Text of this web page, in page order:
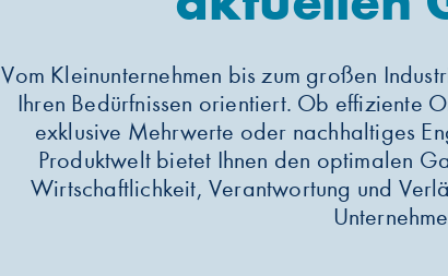
Vom Kleinunternehmen bis zum großen
Ihren Bedürfnissen orientiert. Ob effiziente
exklusive Mehrwerte oder nachhaltiges
Produktwelt bietet Ihnen den optimalen
Wirtschaftlichkeit, Verantwortung und